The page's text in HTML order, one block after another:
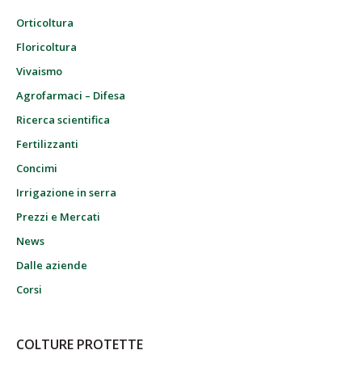
Orticoltura
Floricoltura
Vivaismo
Agrofarmaci – Difesa
Ricerca scientifica
Fertilizzanti
Concimi
Irrigazione in serra
Prezzi e Mercati
News
Dalle aziende
Corsi
COLTURE PROTETTE